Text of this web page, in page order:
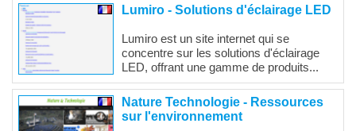
Lumiro - Solutions d'éclairage LED
Lumiro est un site internet qui se
concentre sur les solutions d'éclairage
LED, offrant une gamme de produits...
Nature Technologie - Ressources
sur l'environnement